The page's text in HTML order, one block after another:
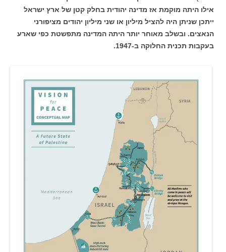
אילו היתה מוקמת אז מדינה יהודית בחלק קטן של ארץ ישראל
ייתכן שניתן היה להציל מיליון או שני מיליון יהודים מציפורני
הנאצים. ובשלב מאוחר יותר היתה המדינה מתפשטת כפי שארע
בעקבות תכנית החלוקה ב-1947.